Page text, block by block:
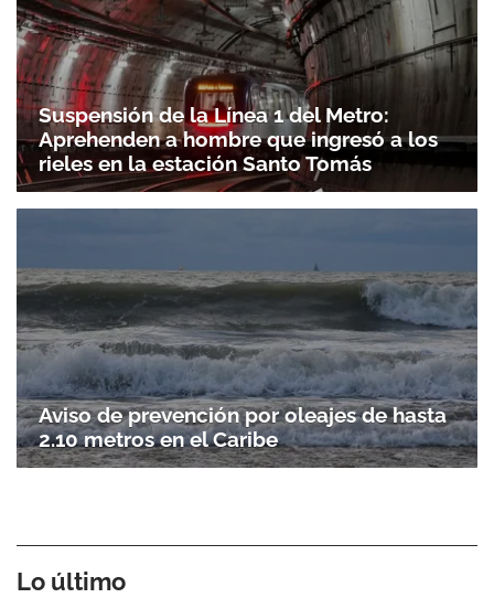
Suspensión de la Línea 1 del Metro:
Aprehenden a hombre que ingresó a los
rieles en la estación Santo Tomás
Aviso de prevención por oleajes de hasta
2.10 metros en el Caribe
Lo último